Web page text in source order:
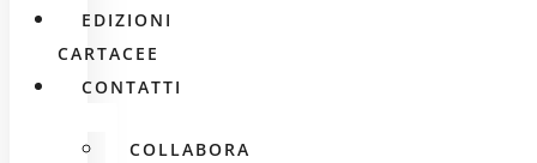
EDIZIONI
CARTACEE
CONTATTI
COLLABORA